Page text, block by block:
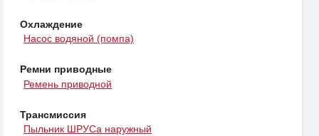
Охлаждение
Насос водяной (помпа)
Ремни приводные
Ремень приводной
Трансмиссия
Пыльник ШРУСа наружный